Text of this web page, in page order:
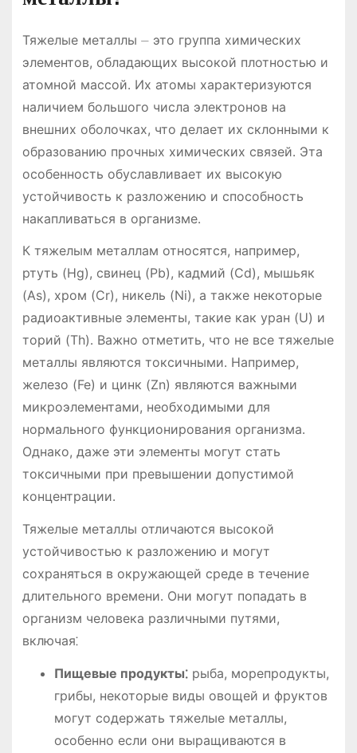
Тяжелые металлы ⏤ это группа химических
элементов, обладающих высокой плотностью и
атомной массой․ Их атомы характеризуются
наличием большого числа электронов на
внешних оболочках, что делает их склонными к
образованию прочных химических связей․ Эта
особенность обуславливает их высокую
устойчивость к разложению и способность
накапливаться в организме․
К тяжелым металлам относятся, например,
ртуть (Hg), свинец (Pb), кадмий (Cd), мышьяк
(As), хром (Cr), никель (Ni), а также некоторые
радиоактивные элементы, такие как уран (U) и
торий (Th)․ Важно отметить, что не все тяжелые
металлы являются токсичными․ Например,
железо (Fe) и цинк (Zn) являются важными
микроэлементами, необходимыми для
нормального функционирования организма․
Однако, даже эти элементы могут стать
токсичными при превышении допустимой
концентрации․
Тяжелые металлы отличаются высокой
устойчивостью к разложению и могут
сохраняться в окружающей среде в течение
длительного времени․ Они могут попадать в
организм человека различными путями,
включая⁚
Пищевые продукты⁚рыба, морепродукты,
грибы, некоторые виды овощей и фруктов
могут содержать тяжелые металлы,
особенно если они выращиваются в